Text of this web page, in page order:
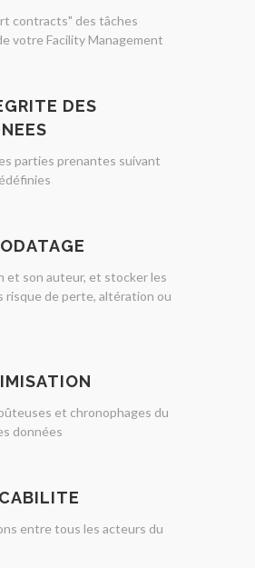
contracts" des tâches
votre Facility Management
DES
parties prenantes suivant
et son auteur, et stocker les
risque de perte, altération ou
et chronophages du
données
entre tous les acteurs du